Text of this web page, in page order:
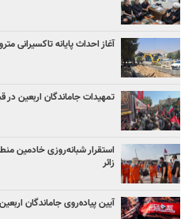
آغاز احداث پایانه تاکسیرانی
تمهیدات جاماندگان اربعین در قبله
زائر
آیین پیاده‌روی جاماندگان